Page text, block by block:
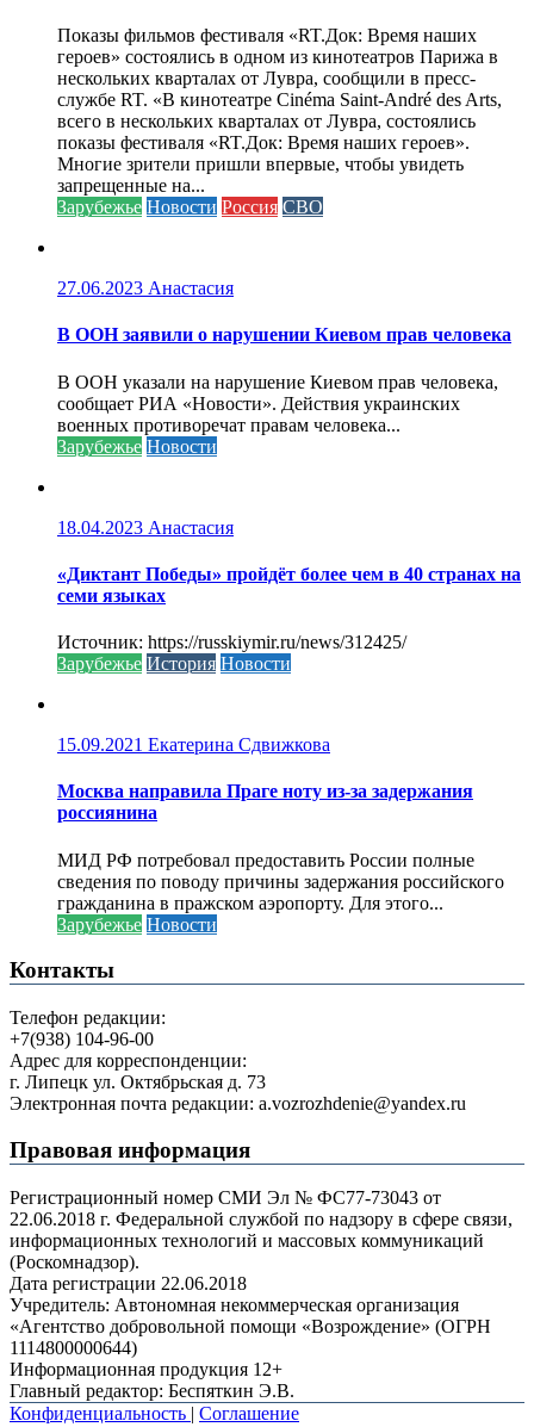
Показы фильмов фестиваля «RT.Док: Время наших
героев» состоялись в одном из кинотеатров Парижа в
нескольких кварталах от Лувра, сообщили в пресс-
службе RT. «В кинотеатре Cinéma Saint-André des Arts,
всего в нескольких кварталах от Лувра, состоялись
показы фестиваля «RT.Док: Время наших героев».
Многие зрители пришли впервые, чтобы увидеть
запрещенные на...
Зарубежье Новости Россия СВО
27.06.2023 Анастасия
В ООН заявили о нарушении Киевом прав человека
В ООН указали на нарушение Киевом прав человека,
сообщает РИА «Новости». Действия украинских
военных противоречат правам человека...
Зарубежье Новости
18.04.2023 Анастасия
«Диктант Победы» пройдёт более чем в 40 странах на
семи языках
Источник: https://russkiymir.ru/news/312425/
Зарубежье История Новости
15.09.2021 Екатерина Сдвижкова
Москва направила Праге ноту из-за задержания
россиянина
МИД РФ потребовал предоставить России полные
сведения по поводу причины задержания российского
гражданина в пражском аэропорту. Для этого...
Зарубежье Новости
Контакты
Телефон редакции:
+7(938) 104-96-00
Адрес для корреспонденции:
г. Липецк ул. Октябрьская д. 73
Электронная почта редакции: a.vozrozhdenie@yandex.ru
Правовая информация
Регистрационный номер СМИ Эл № ФС77-73043 от
22.06.2018 г. Федеральной службой по надзору в сфере связи,
информационных технологий и массовых коммуникаций
(Роскомнадзор).
Дата регистрации 22.06.2018
Учредитель: Автономная некоммерческая организация
«Агентство добровольной помощи «Возрождение» (ОГРН
1114800000644)
Информационная продукция 12+
Главный редактор: Беспяткин Э.В.
Конфиденциальность | Соглашение